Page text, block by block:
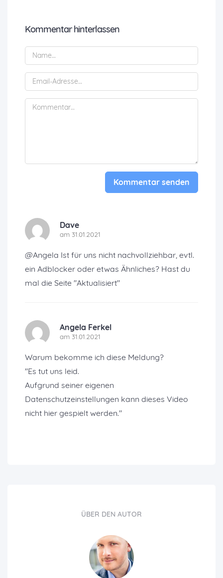
Kommentar hinterlassen
Kommentar senden
Dave
am 31.01.2021
@Angela Ist für uns nicht nachvollziehbar, evtl.
ein Adblocker oder etwas Ähnliches? Hast du
mal die Seite "Aktualisiert"
Angela Ferkel
am 31.01.2021
Warum bekomme ich diese Meldung?
"Es tut uns leid.
Aufgrund seiner eigenen
Datenschutzeinstellungen kann dieses Video
nicht hier gespielt werden."
ÜBER DEN AUTOR